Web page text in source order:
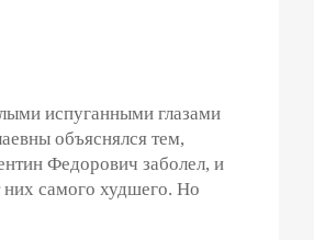
испуганными глазами
объяснялся тем,
Федорович заболел, и
них самого худшего. Но